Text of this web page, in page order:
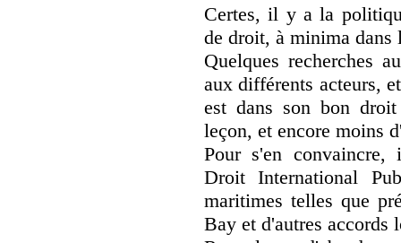
Certes, il y a la
de droit, à minima dans
Quelques recherches
aux différents acteurs,
est dans son bon
leçon, et encore moins
Pour s'en
Droit International
maritimes telles que
Bay et d'autres accords